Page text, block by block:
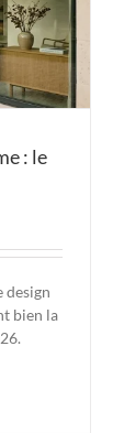
: le
design
bien la